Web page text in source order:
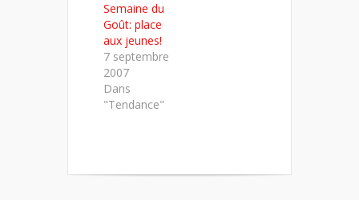
Semaine du
Goût: place
aux jeunes!
7 septembre
2007
Dans
"Tendance"